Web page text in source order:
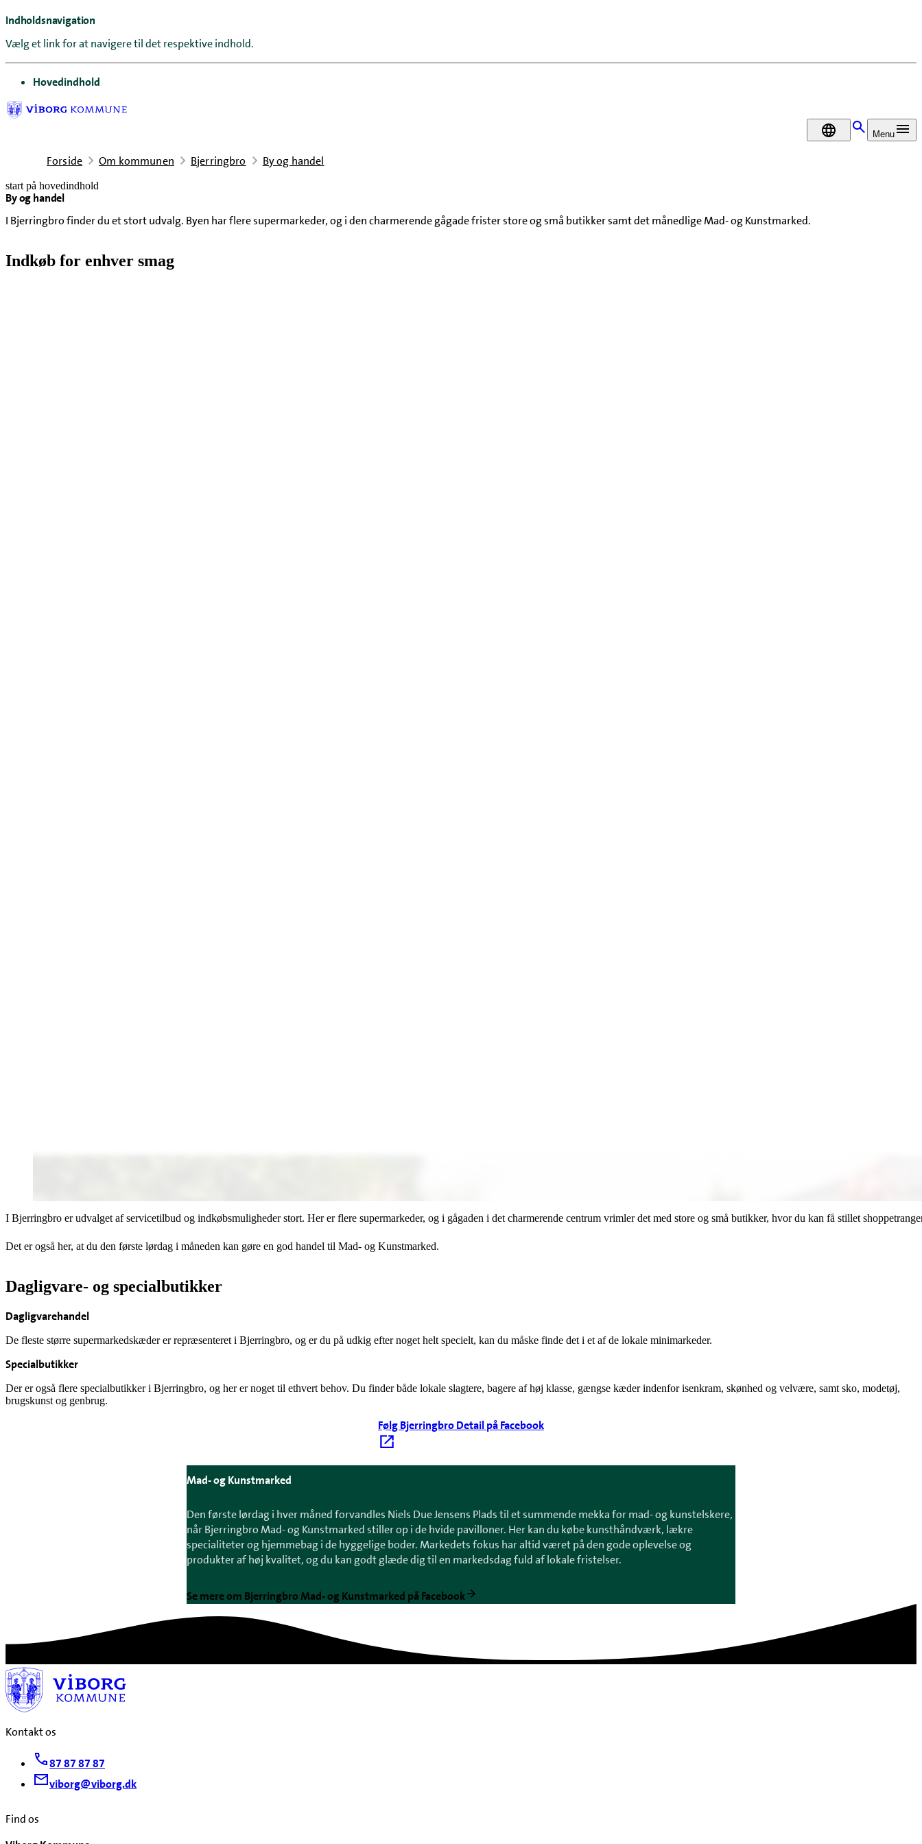
Indholdsnavigation
Vælg et link for at navigere til det respektive indhold.
gå til
Hovedindhold
DA Menu
Forside Om kommunen Bjerringbro By og handel
start på hovedindhold
By og handel
I Bjerringbro finder du et stort udvalg. Byen har flere supermarkeder, og i den charmerende gågade frister store og små butikker samt det månedlige Mad- og Kunstmarked.
senest opdateret 15. juni 2026
Indkøb for enhver smag
I Bjerringbro er udvalget af servicetilbud og indkøbsmuligheder stort. Her er flere supermarkeder, og i gågaden i det charmerende centrum vrimler det med store og små butikker, hvor du kan få stillet
Det er også her, at du den første lørdag i måneden kan gøre en god handel til Mad- og Kunstmarked.
Dagligvare- og specialbutikker
Dagligvarehandel
De fleste større supermarkedskæder er repræsenteret i Bjerringbro, og er du på udkig efter noget helt specielt, kan du måske finde det i et af de lokale minimarkeder.
Specialbutikker
Der er også flere specialbutikker i Bjerringbro, og her er noget til ethvert behov. Du finder både lokale slagtere, bagere af høj klasse, gængse kæder indenfor isenkram, skønhed og velvære, samt sko, modetøj,
brugskunst og genbrug.
Følg Bjerringbro Detail på Facebook
Mad- og Kunstmarked
Den første lørdag i hver måned forvandles Niels Due Jensens Plads til et summende mekka for mad- og kunstelskere,
når Bjerringbro Mad- og Kunstmarked stiller op i de hvide pavilloner. Her kan du købe kunsthåndværk, lækre
specialiteter og hjemmebag i de hyggelige boder. Markedets fokus har altid været på den gode oplevelse og
produkter af høj kvalitet, og du kan godt glæde dig til en markedsdag fuld af lokale fristelser.
Se mere om Bjerringbro Mad- og Kunstmarked på Facebook
Kontakt os
87 87 87 87
viborg@viborg.dk
Find os